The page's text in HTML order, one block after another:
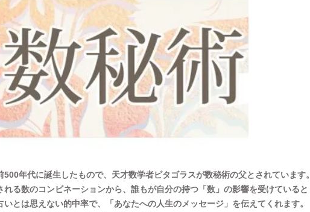
500年代に誕生したもので、天才数学者ピタゴラスが数秘術の父とされています。
れる数のコンビネーションから、誰もが自分の持つ「数」の影響を受けていると
とは思えない的中率で、「あなたへの人生のメッセージ」を伝えてくれます。